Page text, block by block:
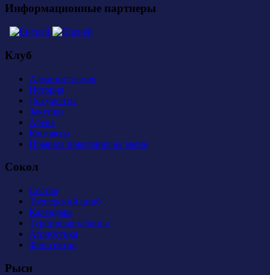
Информационные партнеры
Клуб
Администрация
История
Документы
Закупки
Арена
Контакты
Правила поведения на арене
Сокол
Состав
Тренерский штаб
Календарь
Турнирная таблица
Атрибутика
Фан-сектор
Рыси